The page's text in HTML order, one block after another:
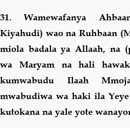
31. Wamewafanya Ahbaar
Kiyahudi) wao na Ruhbaan
miola badala ya Allaah, na
wa Maryam na hali
kumwabudu Ilaah
mwabudiwa wa haki ila Yeye
kutokana na yale yote